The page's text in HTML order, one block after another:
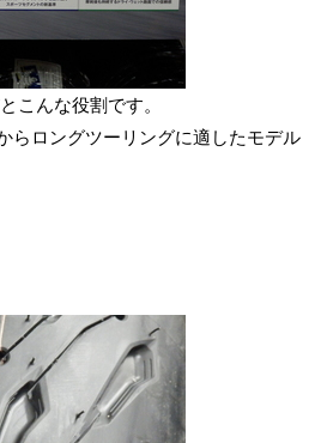
こんな役割です。
らロングツーリングに適したモデル